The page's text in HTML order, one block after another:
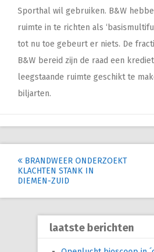
Sporthal wil gebruiken. B&W
ruimte in te richten als
tot nu toe gebeurt er niets. De
B&W bereid zijn de raad een
leegstaande ruimte geschikt te
biljarten.
Post
navigation
BRANDWEER ONDERZOEKT
KLACHTEN STANK IN
DIEMEN-ZUID
laatste berichten